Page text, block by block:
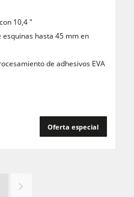
10,4 "
esquinas hasta 45 mm en
de adhesivos EVA
Oferta especial